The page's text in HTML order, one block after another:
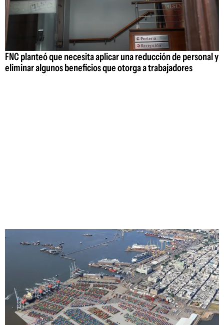
FNC planteó que necesita aplicar una reducción de personal y
eliminar algunos beneficios que otorga a trabajadores